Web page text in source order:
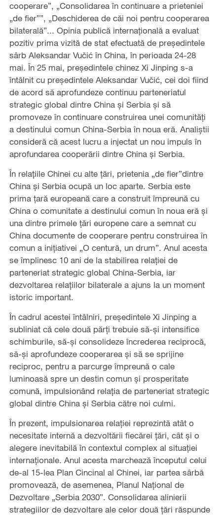
cooperare”, „Consolidarea în continuare a prieteniei
„de fier””, „Deschiderea de căi noi pentru cooperarea
bilaterală”... Opinia publică internațională a evaluat
pozitiv prima vizită de stat efectuată de președintele
sârb Aleksandar Vučić în China, în perioada 24-28
mai. În 25 mai, președintele chinez Xi Jinping s-a
întâlnit cu președintele Aleksandar Vučić, cei doi fiind
de acord să aprofundeze continuu parteneriatul
strategic global dintre China și Serbia și să
promoveze în continuare construirea unei comunități
a destinului comun China-Serbia în noua eră. Analiștii
consideră că acest lucru a injectat un nou impuls în
aprofundarea cooperării dintre China și Serbia.
În relațiile Chinei cu alte țări, prietenia „de fier”dintre
China și Serbia ocupă un loc aparte. Serbia este
prima țară europeană care a construit împreună cu
China o comunitate a destinului comun în noua eră și
una dintre primele țări europene care a semnat cu
China documente de cooperare pentru construirea în
comun a inițiativei „O centură, un drum”. Anul acesta
se împlinesc 10 ani de la stabilirea relației de
parteneriat strategic global China-Serbia, iar
dezvoltarea relațiilor bilaterale a ajuns la un moment
istoric important.
În cadrul acestei întâlniri, președintele Xi Jinping a
subliniat că cele două părți trebuie să-și intensifice
schimburile, să-și consolideze încrederea reciprocă,
să-și aprofundeze cooperarea și să se sprijine
reciproc, pentru a parcurge împreună o cale
luminoasă spre un destin comun și prosperitate
comună, impulsionând relația de parteneriat strategic
global dintre China și Serbia către noi culmi.
În prezent, impulsionarea relației reprezintă atât o
necesitate internă a dezvoltării fiecărei țări, cât și o
alegere inevitabilă în contextul complex al situației
internaționale. Anul acesta marchează începutul celui
de-al 15-lea Plan Cincinal al Chinei, iar partea sârbă
promovează, de asemenea, Planul Național de
Dezvoltare „Serbia 2030”. Consolidarea alinierii
strategiilor de dezvoltare ale celor două țări răspunde